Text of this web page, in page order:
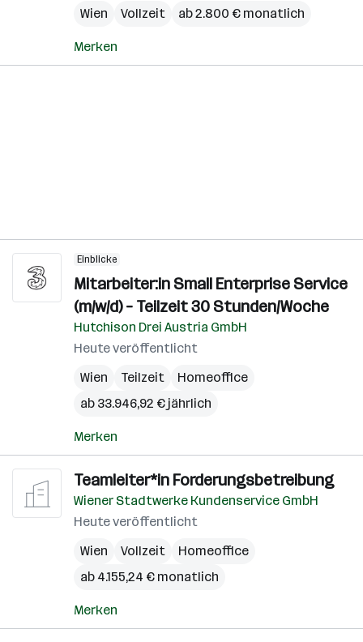
Wien Vollzeit ab 2.800 € monatlich
Merken
Einblicke
Mitarbeiter:in Small Enterprise Service
(m/w/d) – Teilzeit 30 Stunden/Woche
Hutchison Drei Austria GmbH
Heute veröffentlicht
Wien
Teilzeit
Homeoffice
ab 33.946,92 € jährlich
Merken
Teamleiter*in Forderungsbetreibung
Wiener Stadtwerke Kundenservice GmbH
Heute veröffentlicht
Wien
Vollzeit
Homeoffice
ab 4.155,24 € monatlich
Merken